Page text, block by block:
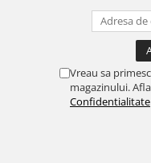
Baterii bucatarie
Baterii lavoar
Chiuvete bucatarie
Vreau sa
magazinului.
Confidentialitate